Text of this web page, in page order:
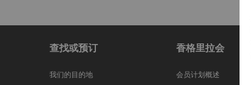
查找或预订
我们的目的地
香格里拉会
会员计划概述